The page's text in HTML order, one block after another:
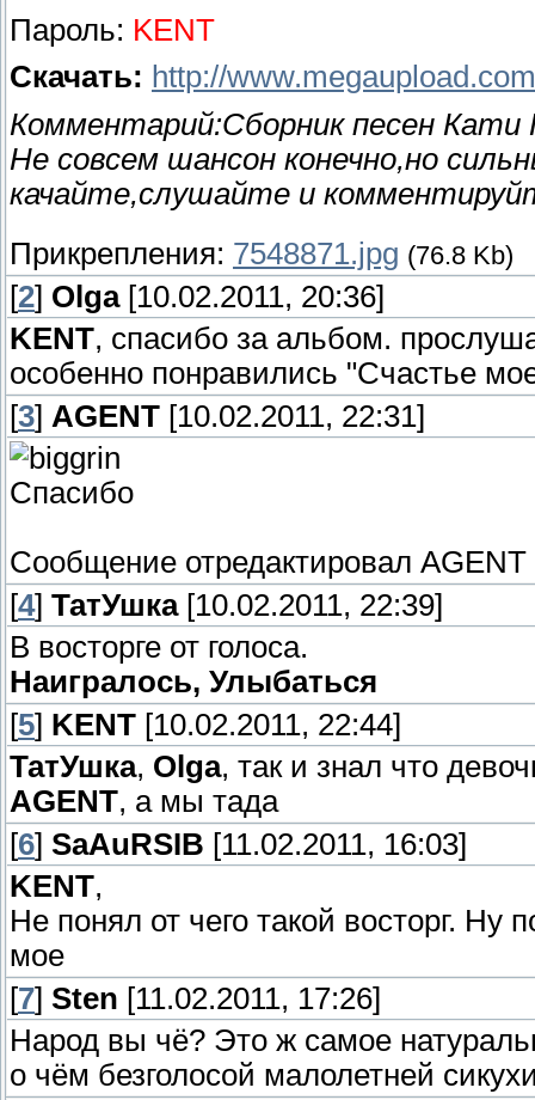
Пароль: KENT
Скачать: http://
Комментарий:Сборник песен Кати
Не совсем шансон конечно,но
качайте,слушайте и
Прикрепления: 7548871.jpg (76.8 Kb)
[2] Olga[10.02.2011, 20:36]
KENT, спасибо за альбом.
особенно понравились "Счастье
[3] AGENT [10.02.2011, 22:31]
Спасибо
Сообщение отредактировал AGENT
[4] ТатУшка[10.02.2011, 22:39]
В восторге от голоса.
Наигралось, Улыбаться
[5] KENT [10.02.2011, 22:44]
ТатУшка, Olga, так и знал что
AGENT, а мы тада
[6] SaAuRSIB [11.02.2011, 16:03]
KENT,
Не понял от чего такой восторг. Ну
мое
[7] Sten [11.02.2011, 17:26]
Народ вы чё? Это ж самое
о чём безголосой малолетней